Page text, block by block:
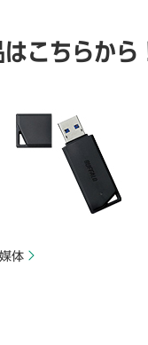
こちらから
体